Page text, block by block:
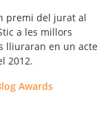
premi del jurat al
a les millors
lliuraran en un acte
2012.
Awards